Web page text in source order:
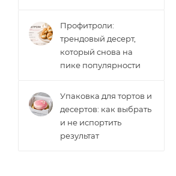
Профитроли:
трендовый десерт,
который снова на
пике популярности
Упаковка для тортов и
десертов: как выбрать
и не испортить
результат